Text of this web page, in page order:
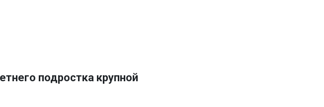
подростка крупной